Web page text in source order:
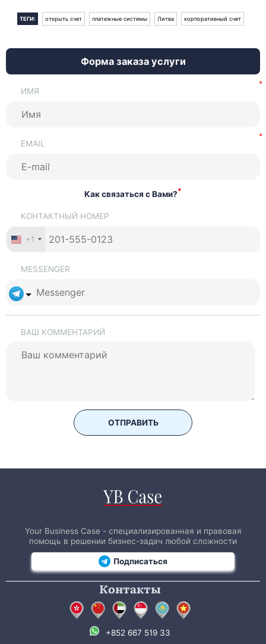
ТЕГИ: открыть счет платежные системы Литва корпоративный счет
Форма заказа услуги
ИМЯ
EMAIL
Как связаться с Вами?*
КОНТАКТНЫЙ НОМЕР
+1
MESSENGER
ВАШ КОММЕНТАРИЙ
ОТПРАВИТЬ
Your Business Case - специализированная и правовая
помощь в решении бизнес-задач любой сложности
Подписаться
Контакты
+852 667 519 33